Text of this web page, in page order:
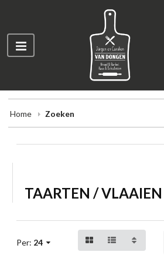
Home Zoeken
TAARTEN / VLAAIEN
Per: 24